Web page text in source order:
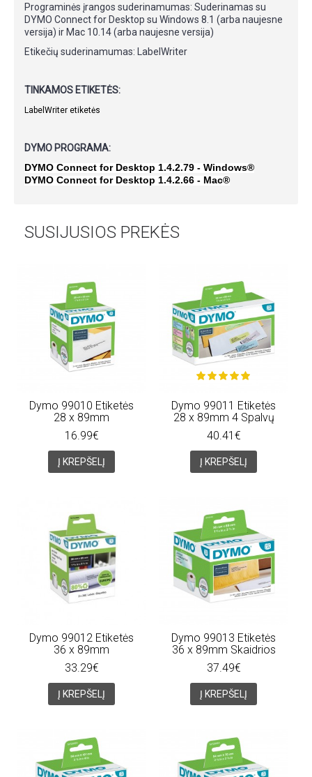
Programinės įrangos suderinamumas: Suderinamas su
DYMO Connect for Desktop su Windows 8.1 (arba naujesne
versija) ir Mac 10.14 (arba naujesne versija)
Etikečių suderinamumas: LabelWriter
TINKAMOS ETIKETĖS:
LabelWriter etiketės
DYMO PROGRAMA:
DYMO Connect for Desktop 1.4.2.79 - Windows®
DYMO Connect for Desktop 1.4.2.66 - Mac®
SUSIJUSIOS PREKĖS
Dymo 99010 Etiketės
28 x 89mm
16.99€
Į KREPŠELĮ
Dymo 99011 Etiketės
28 x 89mm 4 Spalvų
40.41€
Į KREPŠELĮ
Dymo 99012 Etiketės
36 x 89mm
33.29€
Į KREPŠELĮ
Dymo 99013 Etiketės
36 x 89mm Skaidrios
37.49€
Į KREPŠELĮ